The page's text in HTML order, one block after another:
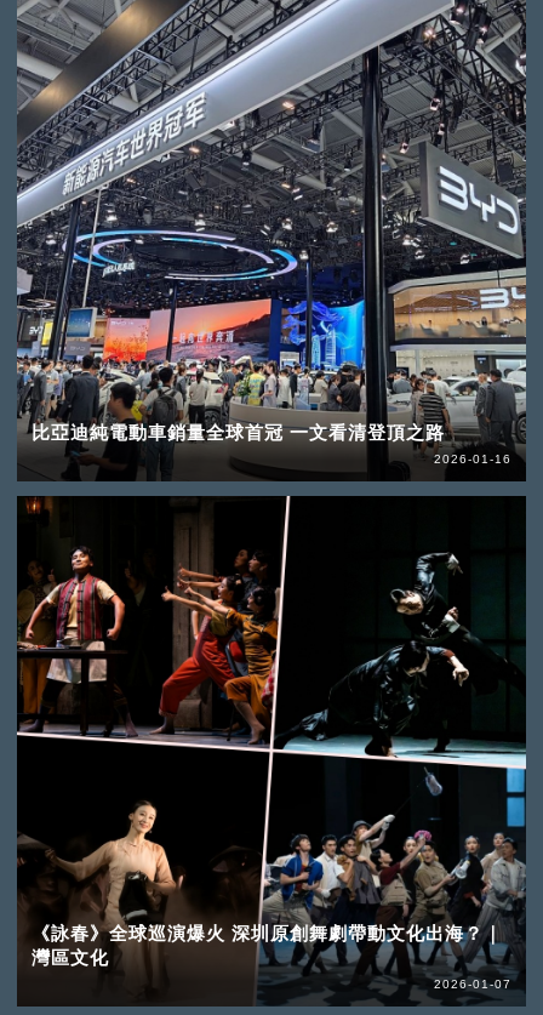
比亞迪純電動車銷量全球首冠 一文看清登頂之路
2026-01-16
《詠春》全球巡演爆火 深圳原創舞劇帶動文化出海？｜
灣區文化
2026-01-07